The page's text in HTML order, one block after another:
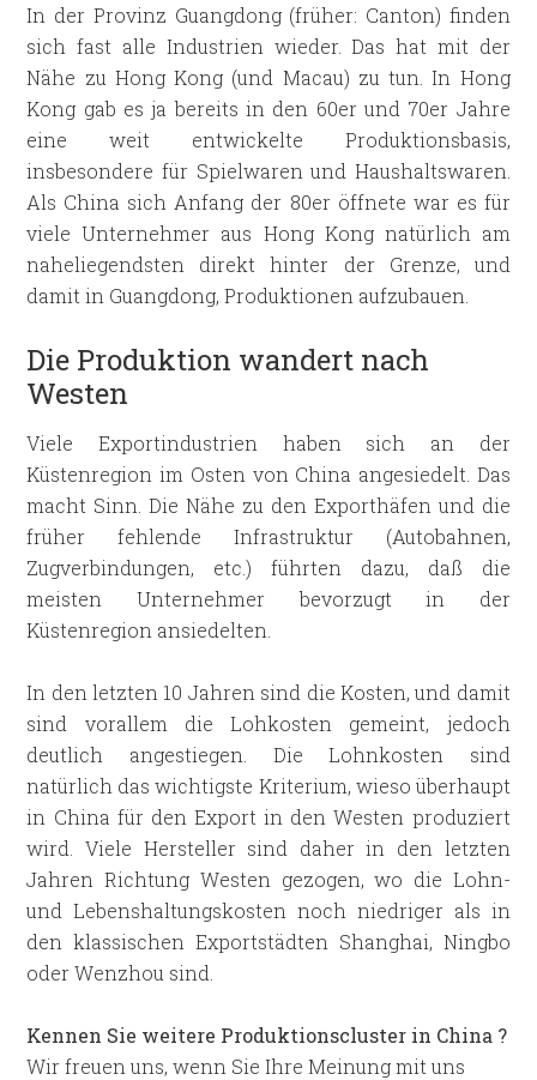
In der Provinz Guangdong (früher: Canton) finden
sich fast alle Industrien wieder. Das hat mit der
Nähe zu Hong Kong (und Macau) zu tun. In Hong
Kong gab es ja bereits in den 60er und 70er Jahre
eine weit entwickelte Produktionsbasis,
insbesondere für Spielwaren und Haushaltswaren.
Als China sich Anfang der 80er öffnete war es für
viele Unternehmer aus Hong Kong natürlich am
naheliegendsten direkt hinter der Grenze, und
damit in Guangdong, Produktionen aufzubauen.
Die Produktion wandert nach
Westen
Viele Exportindustrien haben sich an der
Küstenregion im Osten von China angesiedelt. Das
macht Sinn. Die Nähe zu den Exporthäfen und die
früher fehlende Infrastruktur (Autobahnen,
Zugverbindungen, etc.) führten dazu, daß die
meisten Unternehmer bevorzugt in der
Küstenregion ansiedelten.
In den letzten 10 Jahren sind die Kosten, und damit
sind vorallem die Lohkosten gemeint, jedoch
deutlich angestiegen. Die Lohnkosten sind
natürlich das wichtigste Kriterium, wieso überhaupt
in China für den Export in den Westen produziert
wird. Viele Hersteller sind daher in den letzten
Jahren Richtung Westen gezogen, wo die Lohn-
und Lebenshaltungskosten noch niedriger als in
den klassischen Exportstädten Shanghai, Ningbo
oder Wenzhou sind.
Kennen Sie weitere Produktionscluster in China ?
Wir freuen uns, wenn Sie Ihre Meinung mit uns